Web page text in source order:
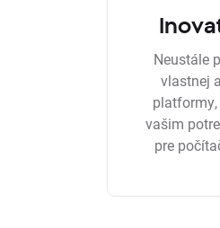
Neustále
vlastnej
vašim
pre